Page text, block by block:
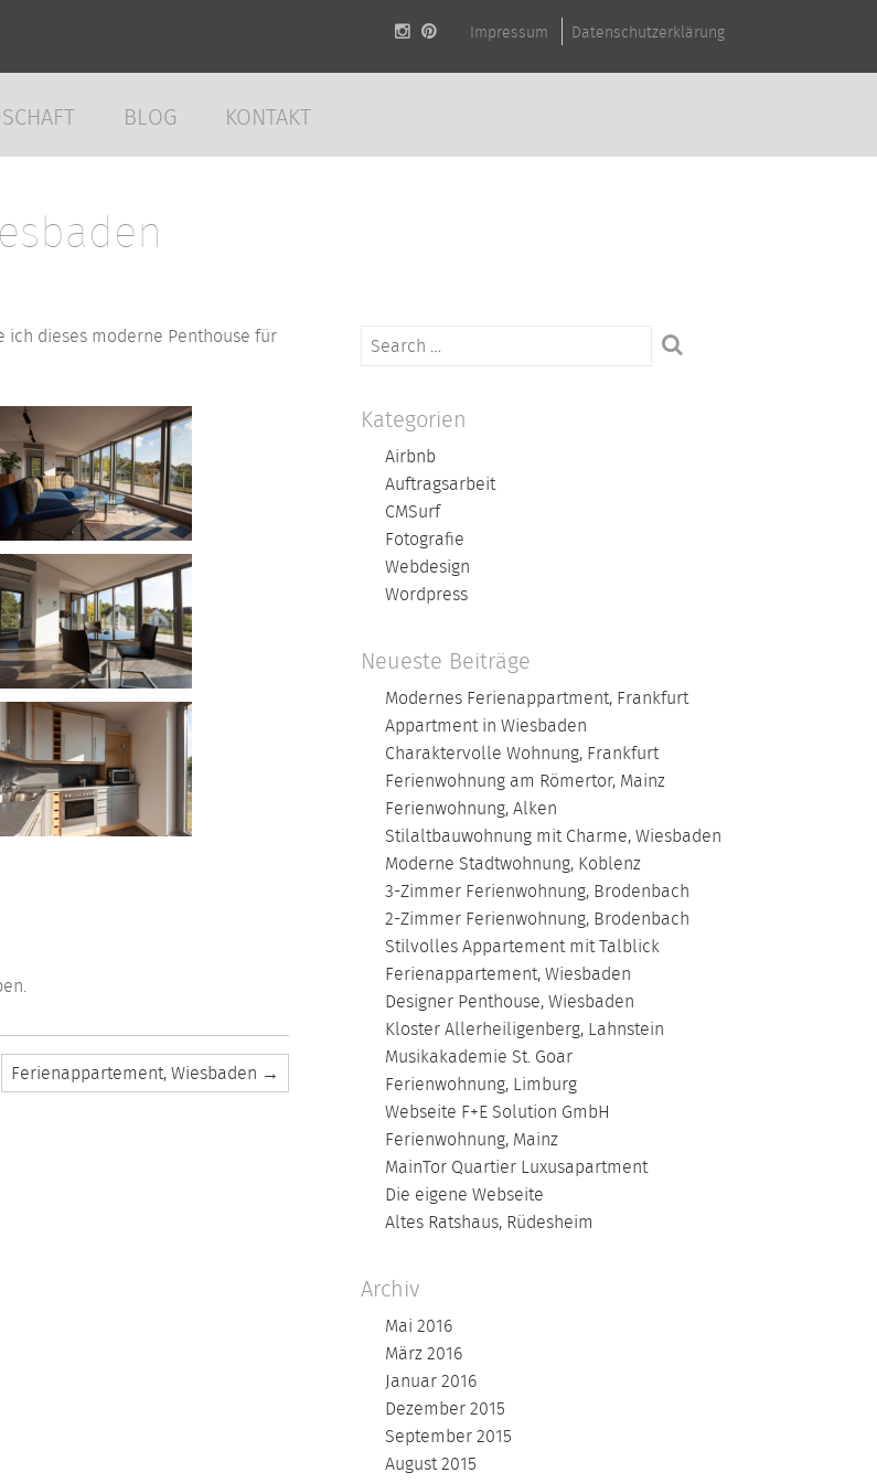
Impressum Datenschutzerklärung
BLOG KONTAKT
dieses moderne Penthouse für
Ferienappartement, Wiesbaden →
Suchen
Kategorien
Airbnb
Auftragsarbeit
CMSurf
Fotografie
Webdesign
Wordpress
Neueste Beiträge
Modernes Ferienappartment, Frankfurt
Appartment in Wiesbaden
Charaktervolle Wohnung, Frankfurt
Ferienwohnung am Römertor, Mainz
Ferienwohnung, Alken
Stilaltbauwohnung mit Charme, Wiesbaden
Moderne Stadtwohnung, Koblenz
3-Zimmer Ferienwohnung, Brodenbach
2-Zimmer Ferienwohnung, Brodenbach
Stilvolles Appartement mit Talblick
Ferienappartement, Wiesbaden
Designer Penthouse, Wiesbaden
Kloster Allerheiligenberg, Lahnstein
Musikakademie St. Goar
Ferienwohnung, Limburg
Webseite F+E Solution GmbH
Ferienwohnung, Mainz
MainTor Quartier Luxusapartment
Die eigene Webseite
Altes Ratshaus, Rüdesheim
Archiv
Mai 2016
März 2016
Januar 2016
Dezember 2015
September 2015
August 2015